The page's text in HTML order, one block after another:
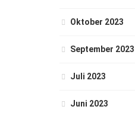
Oktober 2023
September 2023
Juli 2023
Juni 2023